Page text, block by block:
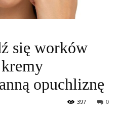
się worków
opuchliznę
0
397